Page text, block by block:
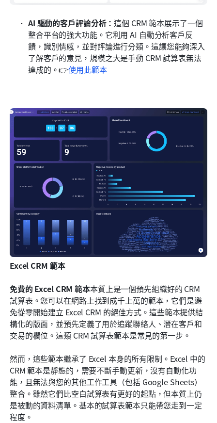
AI 驅動的客戶評論分析：這個 CRM 範本展示了一個
整合平台的強大功能。它利用 AI 自動分析客戶反
饋，識別情感，並對評論進行分類。這讓您能夠深入
了解客戶的意見，規模之大是手動 CRM 試算表無法
達成的。👉使用此範本
Excel CRM 範本
免費的 Excel CRM 範本本質上是一個預先組織好的 CRM
試算表。您可以在網路上找到成千上萬的範本，它們是避
免從零開始建立 Excel CRM 的絕佳方式。這些範本提供結
構化的版面，並預先定義了用於追蹤聯絡人、潛在客戶和
交易的欄位。這類 CRM 試算表範本是常見的第一步。
然而，這些範本繼承了 Excel 本身的所有限制。Excel 中的
CRM 範本是靜態的，需要不斷手動更新，沒有自動化功
能，且無法與您的其他工作工具（包括 Google Sheets）
整合。雖然它們比空白試算表有更好的起點，但本質上仍
是被動的資料清單。基本的試算表範本只能帶您走到一定
程度。